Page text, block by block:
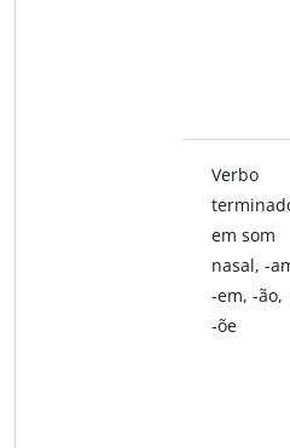
Verbo
em som
nasal, -
-em, -ão,
-õe